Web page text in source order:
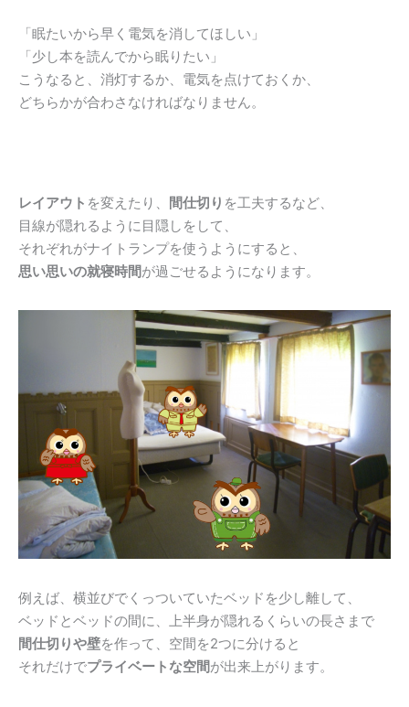
「眠たいから早く電気を消してほしい」
「少し本を読んでから眠りたい」
こうなると、消灯するか、電気を点けておくか、
どちらかが合わさなければなりません。
レイアウト を変えたり、 間仕切り を工夫するなど、
目線が隠れるように目隠しをして、
それぞれがナイトランプを使うようにすると、
思い思いの就寝時間が過ごせるようになります。
例えば、横並びでくっついていたベッドを少し離して、
ベッドとベッドの間に、上半身が隠れるくらいの長さまで
間仕切りや壁を作って、空間を2つに分けると
それだけでプライベートな空間が出来上がります。